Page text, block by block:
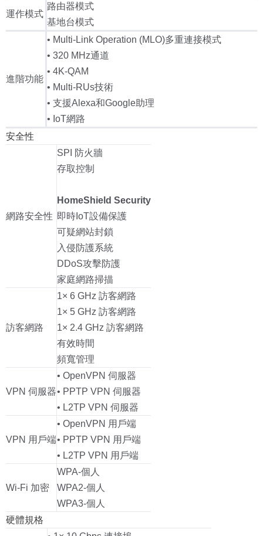
運作模式
路由器模式
基地台模式
進階功能
• Multi-Link Operation (MLO)多重連接模式
• 320 MHz通道
• 4K-QAM
• Multi-RUs技術
• 支援Alexa和Google助理
• IoT網路
安全性
網路安全性
SPI 防火牆
存取控制
HomeShield Security
即時IoT設備保護
可疑網站封鎖
入侵防護系統
DDoS攻擊防護
家庭網路掃描
訪客網路
1× 6 GHz 訪客網路
1× 5 GHz 訪客網路
1× 2.4 GHz 訪客網路
有效時間
頻寬管理
VPN 伺服器
• OpenVPN 伺服器
• PPTP VPN 伺服器
• L2TP VPN 伺服器
VPN 用戶端
• OpenVPN 用戶端
• PPTP VPN 用戶端
• L2TP VPN 用戶端
Wi-Fi 加密
WPA-個人
WPA2-個人
WPA3-個人
硬體規格